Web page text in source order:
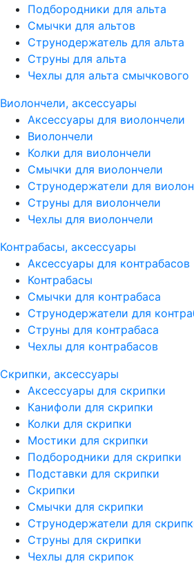
Подбородники для альта
Смычки для альтов
Струнодержатель для альта
Струны для альта
Чехлы для альта смычкового
Виолончели, аксессуары
Аксессуары для виолончели
Виолончели
Колки для виолончели
Смычки для виолончели
Струнодержатели для
Струны для виолончели
Чехлы для виолончели
Контрабасы, аксессуары
Аксессуары для контрабасов
Контрабасы
Смычки для контрабаса
Струнодержатели для
Струны для контрабаса
Чехлы для контрабасов
Скрипки, аксессуары
Аксессуары для скрипки
Канифоли для скрипки
Колки для скрипки
Мостики для скрипки
Подбородники для скрипки
Подставки для скрипки
Скрипки
Смычки для скрипки
Струнодержатели для
Струны для скрипки
Чехлы для скрипок